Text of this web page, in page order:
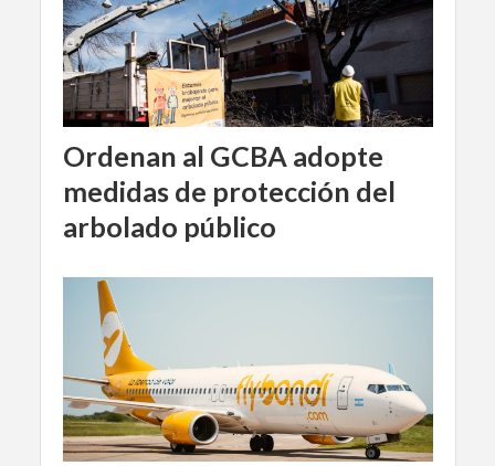
Ordenan al GCBA adopte
medidas de protección del
arbolado público